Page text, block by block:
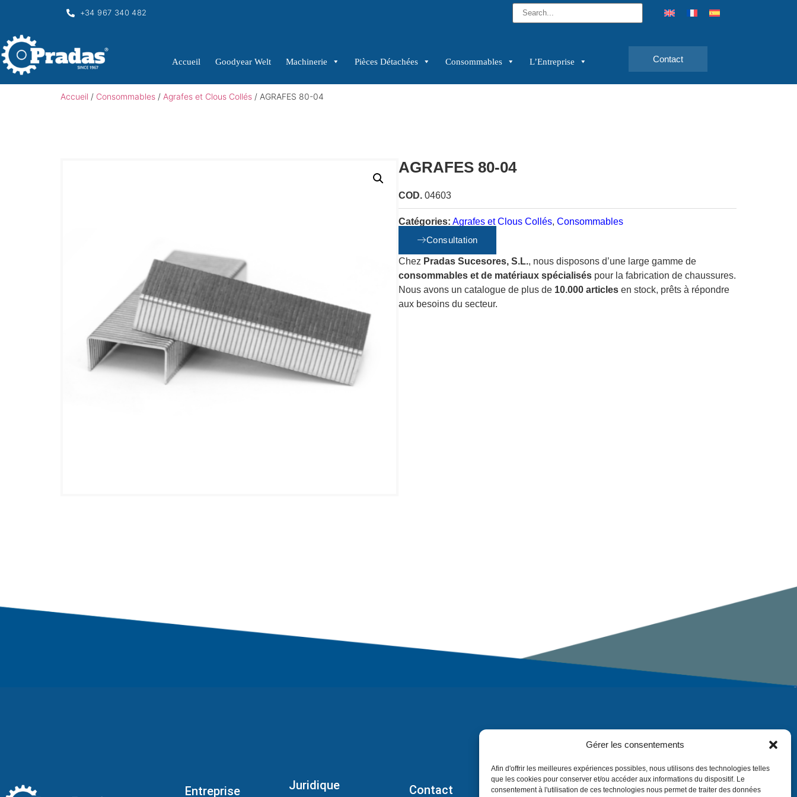
Gérer les consentements
Afin d'offrir les meilleures expériences possibles, nous utilisons des technologies telles
que les cookies pour conserver et/ou accéder aux informations du dispositif. Le
consentement à l'utilisation de ces technologies nous permet de traiter des données
+34 967 340 482
Accueil Goodyear Welt Machinerie Pièces Détachées Consommables L’Entreprise Contact
Accueil / Consommables / Agrafes et Clous Collés / AGRAFES 80-04
AGRAFES 80-04
COD. 04603
Catégories: Agrafes et Clous Collés, Consommables
Consultation
Chez Pradas Sucesores, S.L., nous disposons d’une large gamme de
consommables et de matériaux spécialisés pour la fabrication de chaussures.
Nous avons un catalogue de plus de 10.000 articles en stock, prêts à répondre
aux besoins du secteur.
Entreprise Juridique Contact